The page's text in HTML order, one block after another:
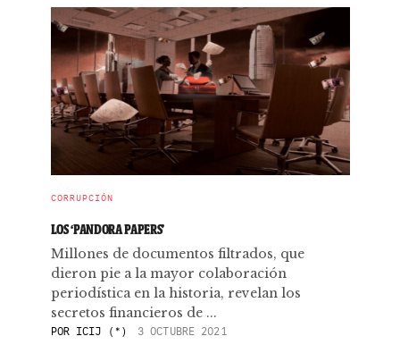
CORRUPCIÓN
LOS ‘PANDORA PAPERS’
Millones de documentos filtrados, que
dieron pie a la mayor colaboración
periodística en la historia, revelan los
secretos financieros de ...
PORICIJ (*) 3 OCTUBRE 2021